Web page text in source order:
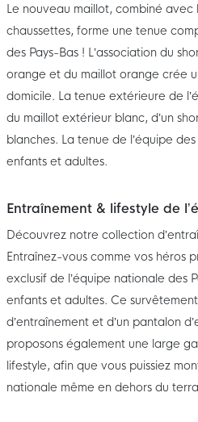
Le nouveau maillot, combiné avec
chaussettes, forme une tenue
des Pays-Bas ! L’association du
orange et du maillot orange crée
domicile. La tenue extérieure de
du maillot extérieur blanc, d’un
blanches. La tenue de l’équipe
enfants et adultes.
Entraînement & lifestyle de
Découvrez notre collection
Entraînez-vous comme vos héros
exclusif de l’équipe nationale des
enfants et adultes. Ce
d’entraînement et d’un pantalon
proposons également une large
lifestyle, afin que vous puissiez
nationale même en dehors du